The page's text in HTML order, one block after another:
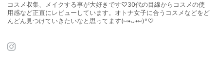
コスメ収集、メイクする事が大好きです♡30代の目線からコスメの使
用感など正直にレビューしています。オトナ女子に合うコスメなどをど
んどん見つけていきたいなと思ってます(⑅•ᴗ•⑅)°♡